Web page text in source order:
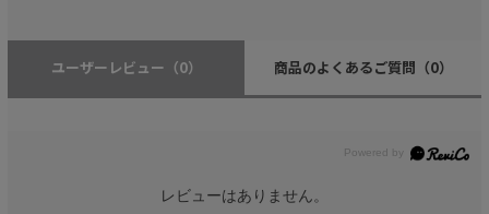
ユーザーレビュー （0） 商品のよくあるご質問 （0）
レビューはありません。